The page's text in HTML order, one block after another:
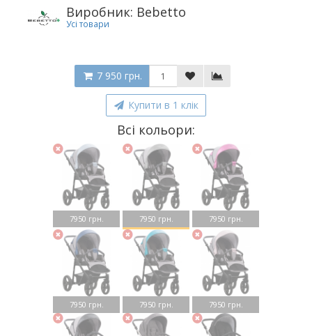
Виробник: Bebetto
Усі товари
7 950 грн.
Купити в 1 клік
Всі кольори:
7950 грн. 7950 грн. 7950 грн.
7950 грн. 7950 грн. 7950 грн.